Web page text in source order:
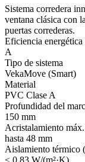
Sistema corredera
ventana clásica con
puertas correderas.
Eficiencia energética
A
Tipo de sistema
VekaMove (Smart)
Material
PVC Clase A
Profundidad del
150 mm
Acristalamiento máx.
hasta 48 mm
Aislamiento térmico